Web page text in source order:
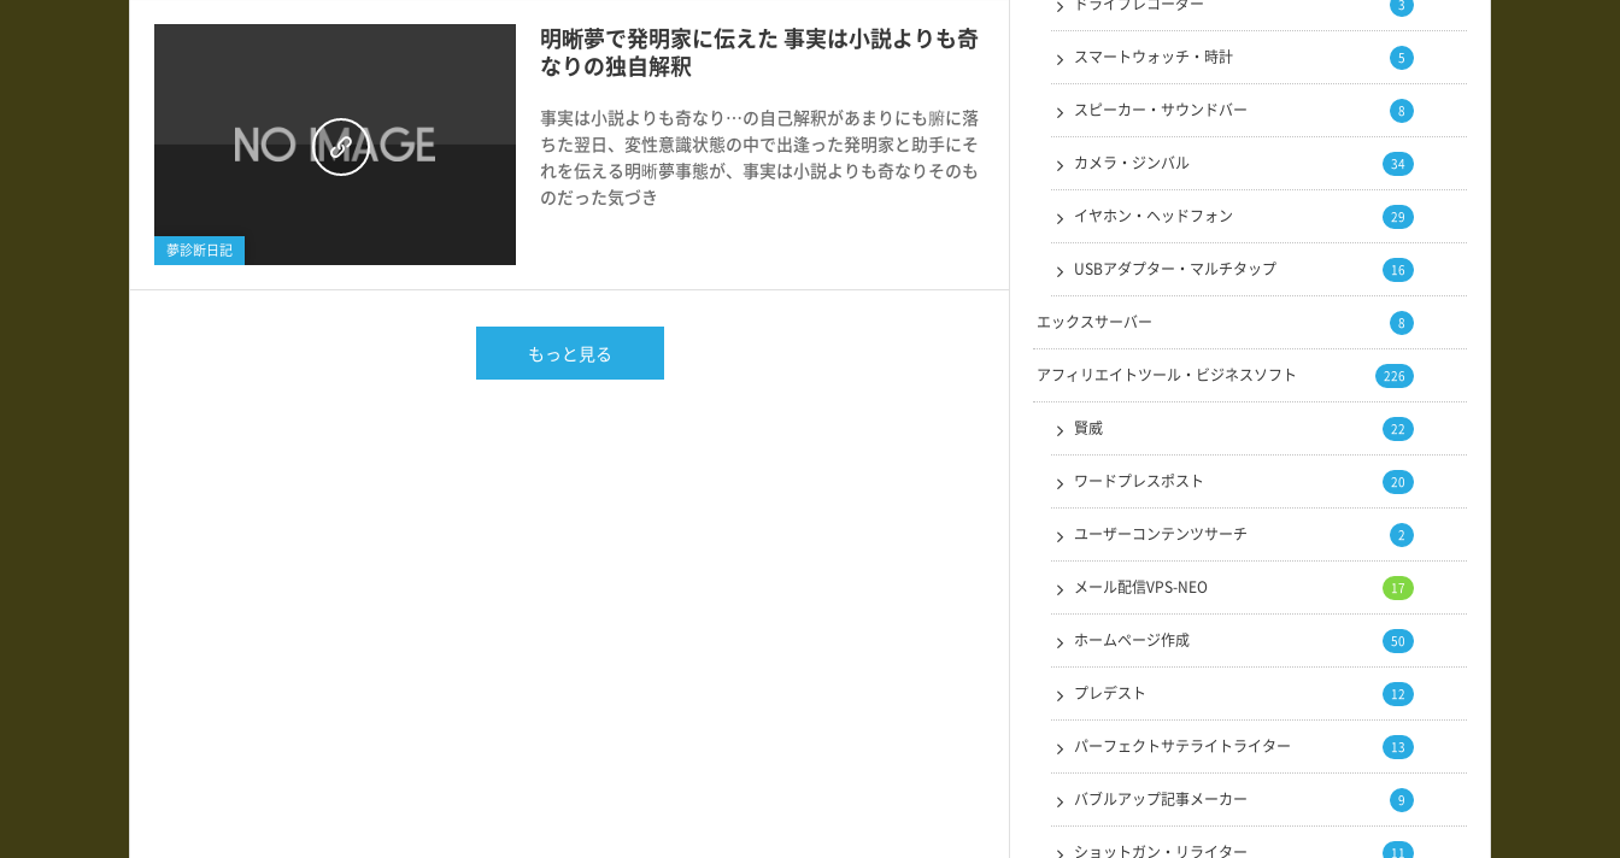
夢診断日記
0
明晰夢で発明家に伝えた 事実は小説よりも奇
なりの独自解釈
事実は小説よりも奇なり…の自己解釈があまりにも腑に落
ちた翌日、変性意識状態の中で出逢った発明家と助手にそ
れを伝える明晰夢事態が、事実は小説よりも奇なりそのも
のだった気づき
もっと見る
3
スマートウォッチ・時計 5
スピーカー・サウンドバー 8
カメラ・ジンバル 34
イヤホン・ヘッドフォン 29
USBアダプター・マルチタップ 16
エックスサーバー 8
アフィリエイトツール・ビジネスソフト 226
賢威 22
ワードプレスポスト 20
ユーザーコンテンツサーチ 2
メール配信VPS-NEO 17
ホームページ作成 50
プレデスト 12
パーフェクトサテライトライター 13
バブルアップ記事メーカー 9
ショットガン・リライター 11